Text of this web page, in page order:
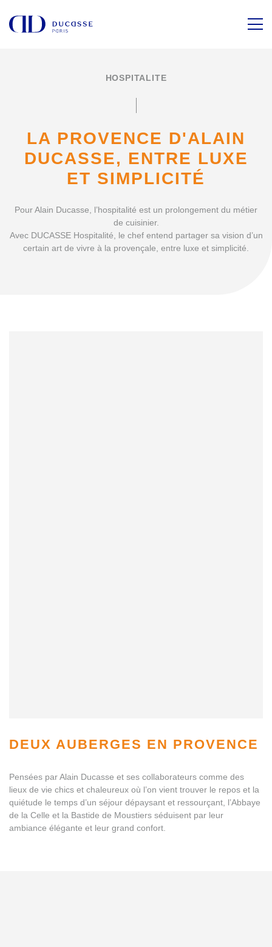
HOSPITALITE
LA PROVENCE D'ALAIN
DUCASSE, ENTRE LUXE
ET SIMPLICITÉ
Pour Alain Ducasse, l’hospitalité est un prolongement du métier
de cuisinier.
Avec DUCASSE Hospitalité, le chef entend partager sa vision d’un
certain art de vivre à la provençale, entre luxe et simplicité.
DEUX AUBERGES EN PROVENCE
Pensées par Alain Ducasse et ses collaborateurs comme des
lieux de vie chics et chaleureux où l’on vient trouver le repos et la
quiétude le temps d’un séjour dépaysant et ressourçant, l’Abbaye
de la Celle et la Bastide de Moustiers séduisent par leur
ambiance élégante et leur grand confort.